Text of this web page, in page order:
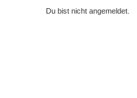
Du bist nicht angemeldet.